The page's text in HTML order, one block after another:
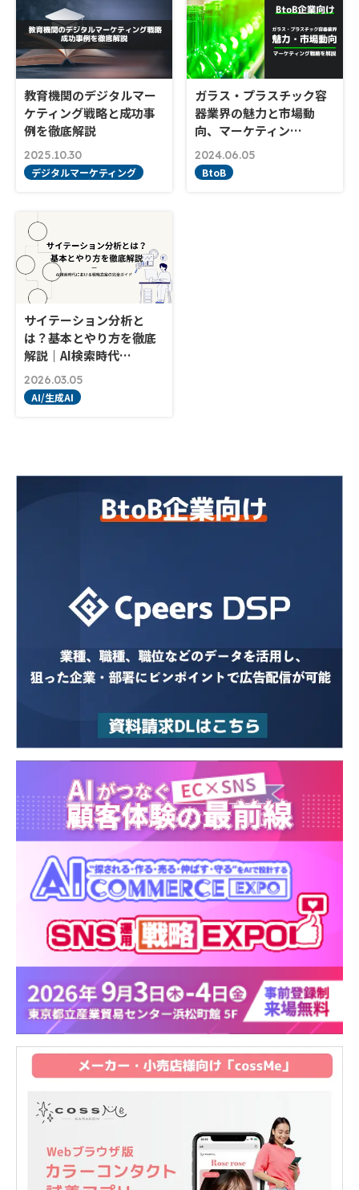
教育機関のデジタルマー
ケティング戦略と成功事
例を徹底解説
2025.10.30
デジタルマーケティング
ガラス・プラスチック容
器業界の魅力と市場動
向、マーケティン…
2024.06.05
BtoB
サイテーション分析と
は？基本とやり方を徹底
解説｜AI検索時代…
2026.03.05
AI/生成AI